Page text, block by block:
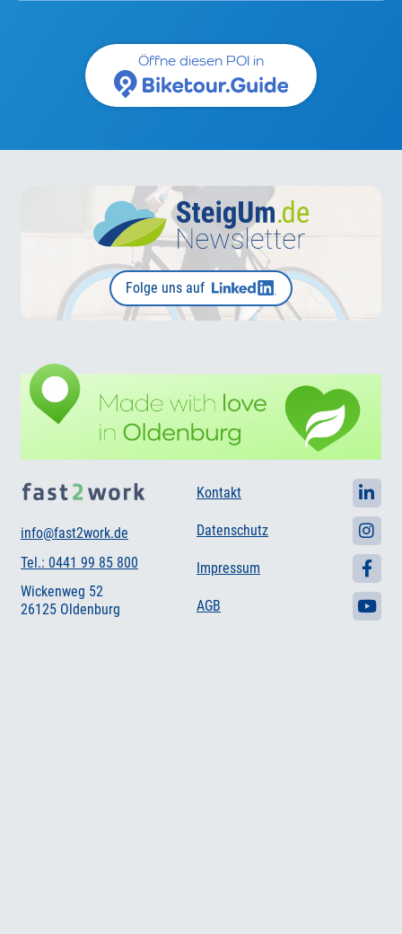
Öffne diesen POI in
Folge uns auf
info@fast2work.de
Tel.: 0441 99 85 800
Wickenweg 52
26125 Oldenburg
Kontakt
Datenschutz
Impressum
AGB